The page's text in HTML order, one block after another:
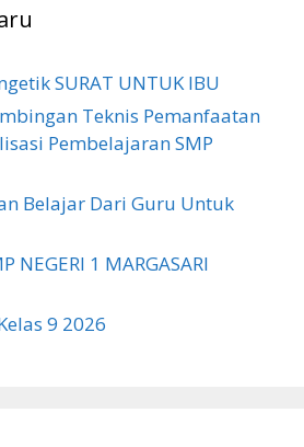
SURAT UNTUK IBU
Teknis Pemanfaatan
Pembelajaran SMP
Belajar Dari Guru Untuk
NEGERI 1 MARGASARI
9 2026